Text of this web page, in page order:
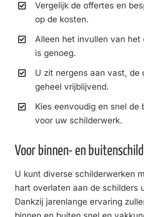
Vergelijk de offertes en
op de kosten.
Alleen het invullen van het
is genoeg.
U zit nergens aan vast, de
geheel vrijblijvend.
Kies eenvoudig en snel de
voor uw schilderwerk.
Voor binnen- en
U kunt diverse schilderwerken
hart overlaten aan de schilders
Dankzij jarenlange ervaring